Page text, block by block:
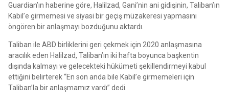
Guardian’ın haberine göre, Halilzad, Gani’nin ani gidişinin, Taliban’ın
Kabil’e girmemesi ve siyasi bir geçiş müzakeresi yapmasını
öngören bir anlaşmayı bozduğunu aktardı.
Taliban ile ABD birliklerini geri çekmek için 2020 anlaşmasına
aracılık eden Halilzad, Taliban’ın iki hafta boyunca başkentin
dışında kalmayı ve gelecekteki hükümeti şekillendirmeyi kabul
ettiğini belirterek “En son anda bile Kabil’e girmemeleri için
Taliban’la bir anlaşmamız vardı” dedi.